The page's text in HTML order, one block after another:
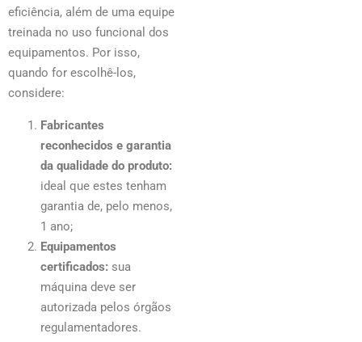
eficiência, além de uma equipe
treinada no uso funcional dos
equipamentos. Por isso,
quando for escolhê-los,
considere:
Fabricantes
reconhecidos e garantia
da qualidade do produto:
ideal que estes tenham
garantia de, pelo menos,
1 ano;
Equipamentos
certificados: sua
máquina deve ser
autorizada pelos órgãos
regulamentadores.